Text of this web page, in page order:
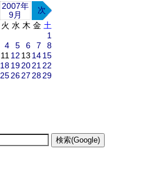
2007年
9月
次
火 水 木 金 土
1
4 5 6 7
8
11 12 13 1415
18192021 22
252627 2829